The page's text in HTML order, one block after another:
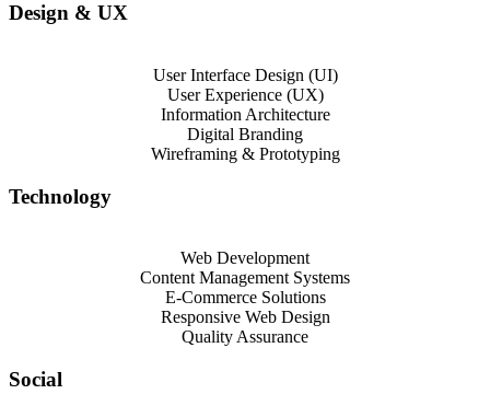
Design & UX
User Interface Design (UI)
User Experience (UX)
Information Architecture
Digital Branding
Wireframing & Prototyping
Technology
Web Development
Content Management Systems
E-Commerce Solutions
Responsive Web Design
Quality Assurance
Social